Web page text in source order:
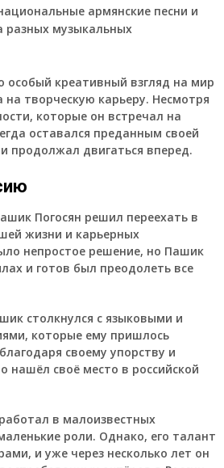
армянские песни и
разных музыкальных
особый креативный взгляд на мир
творческую карьеру. Несмотря
которые он встречал на
оставался преданным своей
продолжал двигаться вперед.
Погосян решил переехать в
жизни и карьерных
непростое решение, но Пашик
и готов был преодолеть все
столкнулся с языковыми и
которые ему пришлось
своему упорству и
нашёл своё место в российской
в малоизвестных
роли. Однако, его талант
и уже через несколько лет он